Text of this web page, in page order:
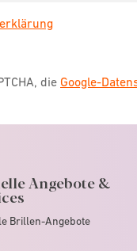
die Google-
Angebote &
Brillen-Angebote